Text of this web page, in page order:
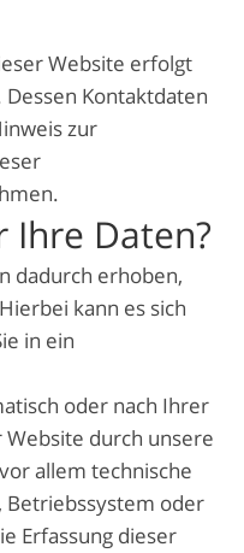
Website erfolgt
Kontaktdaten
zur
Ihre Daten?
dadurch erhoben,
kann es sich
in ein
oder nach Ihrer
Website durch unsere
allem technische
Betriebssystem oder
Erfassung dieser